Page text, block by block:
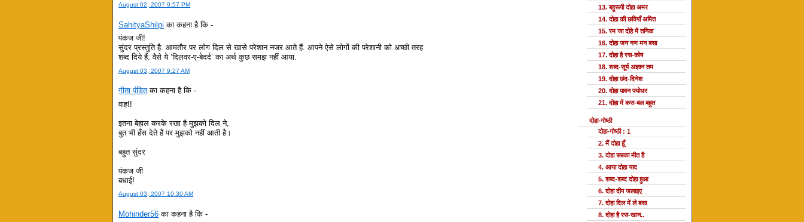
August 02, 2007 9:57 PM
SahityaShilpi का कहना है कि -
पंकज जी!
सुंदर प्रस्तुति है. आमतौर पर लोग दिल से खासे परेशान नजर आते हैं. आपने ऐसे लोगों की परेशानी को अच्छी तरह
शब्द दिये हैं. वैसे ये ’दिलवर-ए-बेदर्द’ का अर्थ कुछ समझ नहीं आया.
August 03, 2007 9:27 AM
गीता पंडितका कहना है कि -
वाह!!
इतना बेहाल करके रखा है मुझको दिल ने,
बुत भी हँस देते हैं पर मुझको नहीं आती है।
बहुत सुंदर
पंकज जी
बधाई!
August 03, 2007 10:30 AM
Mohinder56 का कहना है कि -
13. बहुरूपी दोहा अमर
14. दोहा की छवियाँ अमित
15. रम जा दोहे में तनिक
16. दोहा जन गण मन बसा
17. दोहा है रस-कोष
18. शब्द-सूर्य अज्ञान तम
19. दोहा छंद-दिनेश
20. दोहा पावन पयोधर
21. दोहा में कस-बल बहुत
दोहा-गोष्ठी
दोहा-गोष्ठी : 1
2. मैं दोहा हूँ
3. दोहा सबका मीत है
4. आया दोहा याद
5. शब्द-शब्द दोहा हुआ
6. दोहा दीप जलाइए
7. दोहा दिल में ले बसा
8. दोहा है रस-खान..